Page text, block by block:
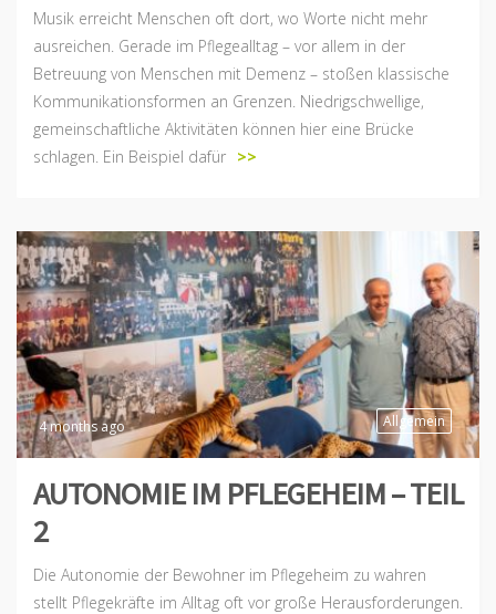
Musik erreicht Menschen oft dort, wo Worte nicht mehr
ausreichen. Gerade im Pflegealltag – vor allem in der
Betreuung von Menschen mit Demenz – stoßen klassische
Kommunikationsformen an Grenzen. Niedrigschwellige,
gemeinschaftliche Aktivitäten können hier eine Brücke
schlagen. Ein Beispiel dafür >>
Allgemein
4 months ago
AUTONOMIE IM PFLEGEHEIM – TEIL
2
Die Autonomie der Bewohner im Pflegeheim zu wahren
stellt Pflegekräfte im Alltag oft vor große Herausforderungen.